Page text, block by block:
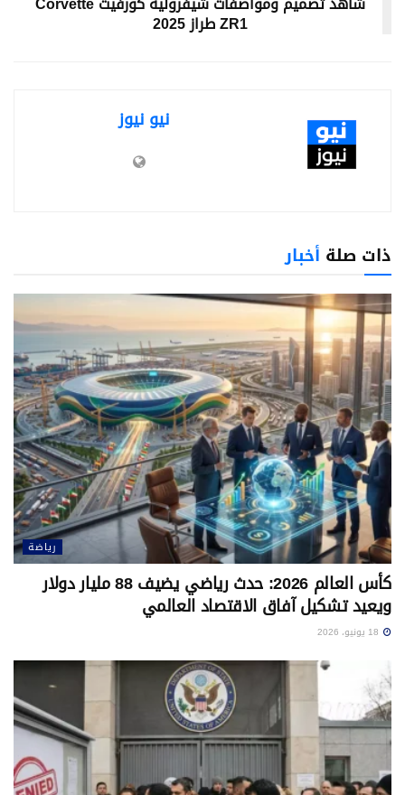
ZR1 طراز 2025
نيو نيوز
ذات صلة أخبار
رياضة
كأس العالم 2026: حدث رياضي يضيف 88 مليار دولار
ويعيد تشكيل آفاق الاقتصاد العالمي